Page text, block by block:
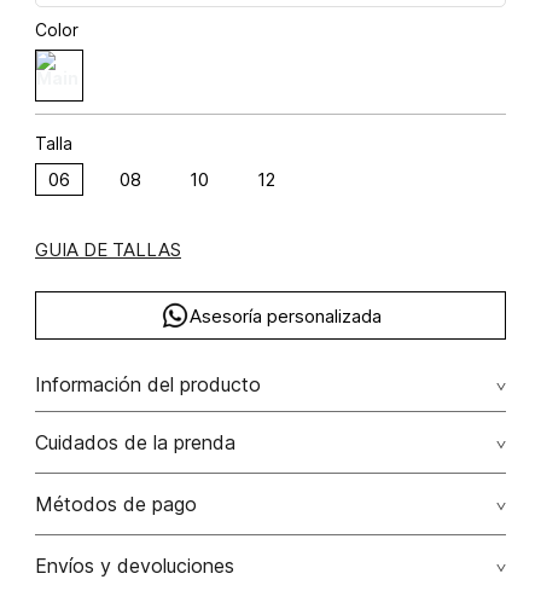
Color
Talla
06 08 10 12
GUIA DE TALLAS
Asesoría personalizada
Información del producto
Pantalon tiro alto bota recta poliéster 100% 100.00%
poliéster/polyester
Cuidados de la prenda
No dejar en remojo /lavar por separado / no utilizar
Métodos de pago
Tarjetas de crédito: Visa, Dinners, Master Card y American
Envíos y devoluciones